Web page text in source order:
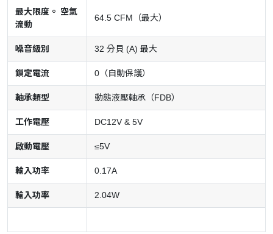
最大限度。 空氣
流動
64.5 CFM（最大）
噪音級別 32 分貝 (A) 最大
鎖定電流 0（自動保護）
軸承類型 動態液壓軸承（FDB）
工作電壓 DC12V & 5V
啟動電壓 ≤5V
輸入功率 0.17A
輸入功率 2.04W